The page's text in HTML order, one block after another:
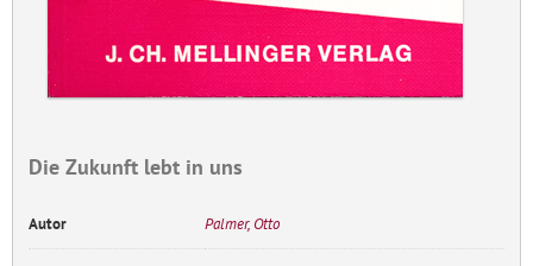
Die Zukunft lebt in uns
Autor Palmer, Otto